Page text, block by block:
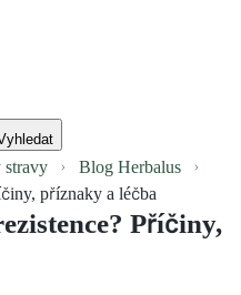
stravy
Blog Herbalus
příznaky a léčba
Příčiny,